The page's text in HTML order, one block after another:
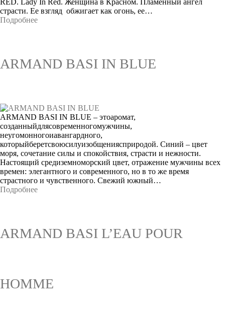
страсти. Ее взгляд обжигает как огонь, ее…
Подробнее
ARMAND BASI IN BLUE
ARMAND BASI IN BLUE – этоаромат,
созданныйдлясовременногомужчины,
неугомонногоиавангардного,
которыйберетсвоюсилуизобщениясприродой. Синий – цвет
моря, сочетание силы и спокойствия, страсти и нежности.
Настоящий средиземноморский цвет, отражение мужчины всех
времен: элегантного и современного, но в то же время
страстного и чувственного. Свежий южный…
Подробнее
ARMAND BASI L’EAU POUR
HOMME